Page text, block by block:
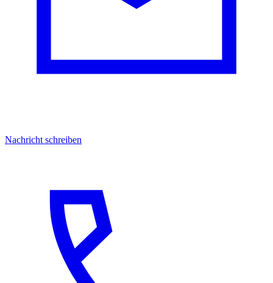
Nachricht schreiben